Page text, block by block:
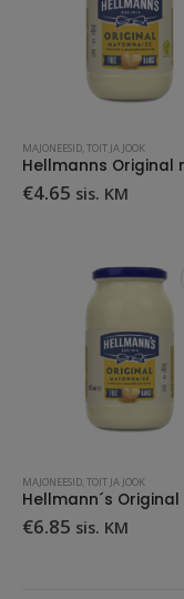
MAJONEESID,TOIT JA JOOK
€4.65 sis. KM
MAJONEESID,TOIT JA JOOK
€6.85 sis. KM